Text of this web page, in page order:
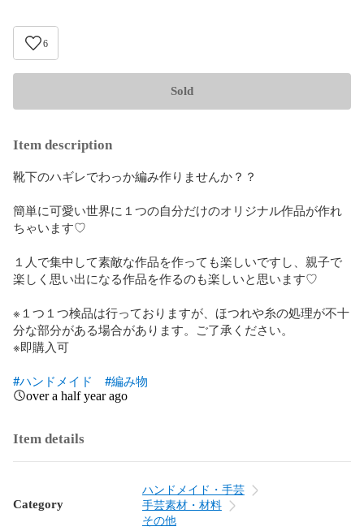
6
Sold
Item description
靴下のハギレでわっか編み作りませんか？？
簡単に可愛い世界に１つの自分だけのオリジナル作品が作れ
ちゃいます♡
１人で集中して素敵な作品を作っても楽しいですし、親子で
楽しく思い出になる作品を作るのも楽しいと思います♡
※１つ１つ検品は行っておりますが、ほつれや糸の処理が不十
分な部分がある場合があります。ご了承ください。
※即購入可
#ハンドメイド
#編み物
over a half year ago
Item details
Category
ハンドメイド・手芸
手芸素材・材料
その他